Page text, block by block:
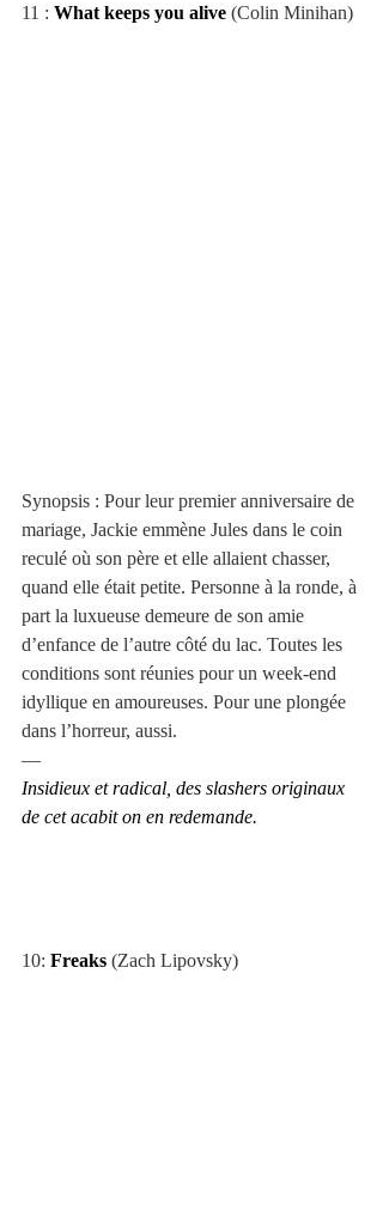
11 : What keeps you alive (Colin Minihan)
Synopsis : Pour leur premier anniversaire de
mariage, Jackie emmène Jules dans le coin
reculé où son père et elle allaient chasser,
quand elle était petite. Personne à la ronde, à
part la luxueuse demeure de son amie
d’enfance de l’autre côté du lac. Toutes les
conditions sont réunies pour un week-end
idyllique en amoureuses. Pour une plongée
dans l’horreur, aussi.
—
Insidieux et radical, des slashers originaux
de cet acabit on en redemande.
10: Freaks (Zach Lipovsky)